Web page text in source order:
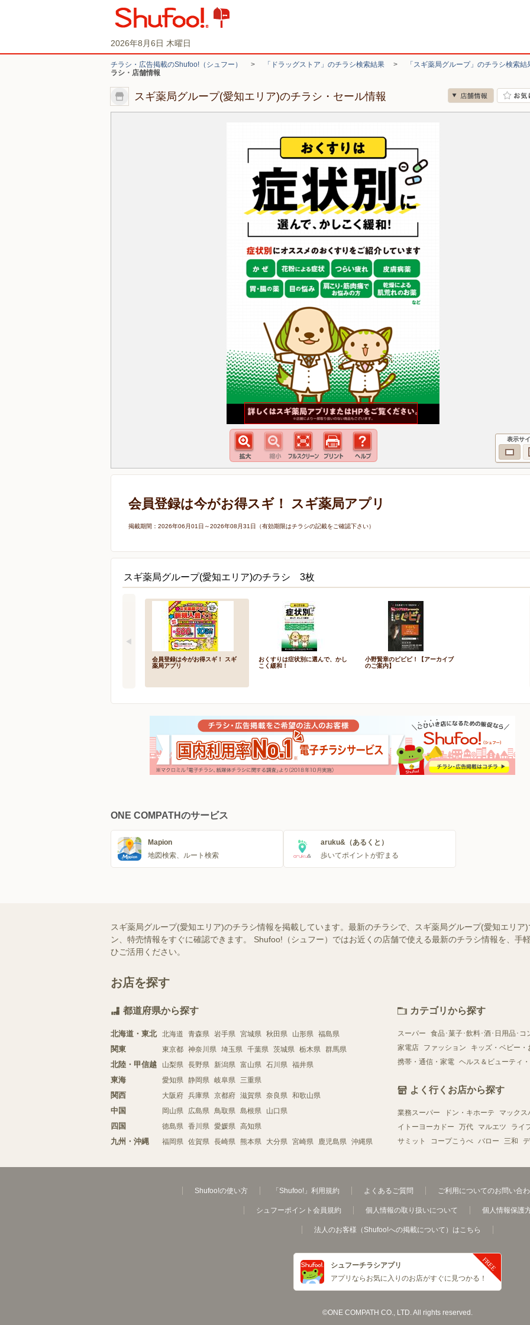
2026年8月6日 木曜日
チラシ・広告掲載のShufoo!（シュフー） > 「ドラッグストア」のチラシ検索結果 >
「スギ薬局グループ」のチラシ検索結
ラシ・店舗情報
スギ薬局グループ(愛知エリア)のチラシ・セール情報
表示サ
会員登録は今がお得スギ！ スギ薬局アプリ
掲載期間：2026年06月01日～2026年08月31日（有効期限はチラシの記載をご確認下さい）
スギ薬局グループ(愛知エリア)のチラシ 3枚
会員登録は今がお得スギ！ スギ
薬局アプリ
おくすりは症状別に選んで、かし
こく緩和！
小野賢章のビビビ！【アーカイブ
のご案内】
ONE COMPATHのサービス
Mapion
地図検索、ルート検索
aruku&（あるくと）
歩いてポイントが貯まる
スギ薬局グループ(愛知エリア)のチラシ情報を掲載しています。最新のチラシで、スギ薬局グループ(愛知エリ
ン、特売情報をすぐに確認できます。 Shufoo!（シュフー）ではお近くの店舗で使える最新のチラシ情報を、手
ひご活用ください。
お店を探す
都道府県から探す
北海道・東北 北海道 青森県 岩手県 宮城県 秋田県 山形県 福島県
関東 東京都 神奈川県 埼玉県 千葉県 茨城県 栃木県 群馬県
北陸・甲信越 山梨県 長野県 新潟県 富山県 石川県 福井県
東海 愛知県 静岡県 岐阜県 三重県
関西 大阪府 兵庫県 京都府 滋賀県 奈良県 和歌山県
中国 岡山県 広島県 鳥取県 島根県 山口県
四国 徳島県 香川県 愛媛県 高知県
九州・沖縄 福岡県 佐賀県 長崎県 熊本県 大分県 宮崎県 鹿児島県 沖縄県
カテゴリから探す
スーパー
食品･菓子･飲料･酒･日用品･コ
家電店
ファッション
キッズ・ベビー・
携帯・通信・家電 ヘルス＆ビューティ
よく行くお店から探す
業務スーパー ドン・キホーテ
マックス
イトーヨーカドー
万代 マルエツ
ライ
サミット
コープこうべ バロー 三和
Shufoo!の使い方 「Shufoo!」利用規約 よくあるご質問 ご利用についてのお問い合
シュフーポイント会員規約 個人情報の取り扱いについて 個人情報保護
法人のお客様（Shufoo!への掲載について）はこちら
シュフーチラシアプリ
アプリならお気に入りのお店がすぐに見つかる！
©ONE COMPATH CO., LTD. All rights reserved.